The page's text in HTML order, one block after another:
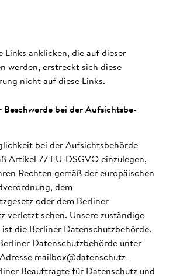
Links anklicken, die auf dieser
werden, erstreckt sich diese
nicht auf diese Links.
bei der Auf­sichts­be­
bei der Aufsichtsbehörde
Artikel 77 EU-DSGVO einzulegen,
Rechten gemäß der europäischen
dem
oder dem Berliner
verletzt sehen. Unsere zuständige
die Berliner Datenschutzbehörde.
Datenschutzbehörde unter
mailbox@datenschutz-
Beauftragte für Datenschutz und